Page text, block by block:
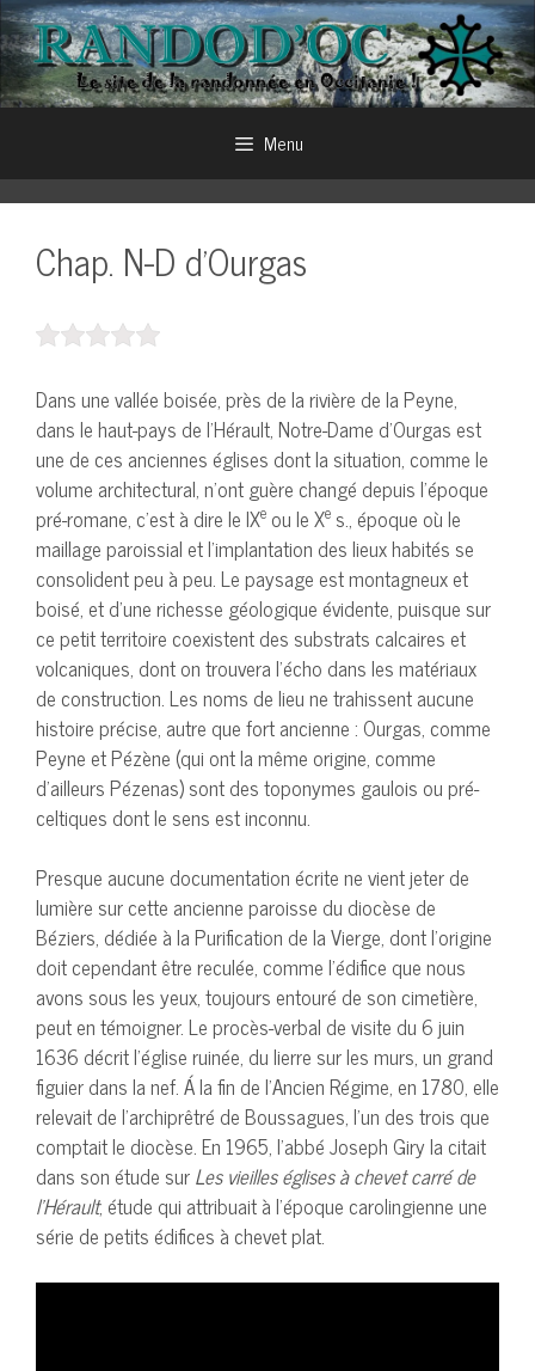
Aller
au
contenu
Menu
Chap. N-D d’Ourgas
Dans une vallée boisée, près de la rivière de la Peyne,
dans le haut-pays de l’Hérault, Notre-Dame d’Ourgas est
une de ces anciennes églises dont la situation, comme le
volume architectural, n’ont guère changé depuis l’époque
pré-romane, c’est à dire le IXe ou le Xe s., époque où le
maillage paroissial et l’implantation des lieux habités se
consolident peu à peu. Le paysage est montagneux et
boisé, et d’une richesse géologique évidente, puisque sur
ce petit territoire coexistent des substrats calcaires et
volcaniques, dont on trouvera l’écho dans les matériaux
de construction. Les noms de lieu ne trahissent aucune
histoire précise, autre que fort ancienne : Ourgas, comme
Peyne et Pézène (qui ont la même origine, comme
d’ailleurs Pézenas) sont des toponymes gaulois ou pré-
celtiques dont le sens est inconnu.
Presque aucune documentation écrite ne vient jeter de
lumière sur cette ancienne paroisse du diocèse de
Béziers, dédiée à la Purification de la Vierge, dont l’origine
doit cependant être reculée, comme l’édifice que nous
avons sous les yeux, toujours entouré de son cimetière,
peut en témoigner. Le procès-verbal de visite du 6 juin
1636 décrit l’église ruinée, du lierre sur les murs, un grand
figuier dans la nef. Á la fin de l’Ancien Régime, en 1780, elle
relevait de l’archiprêtré de Boussagues, l’un des trois que
comptait le diocèse. En 1965, l’abbé Joseph Giry la citait
dans son étude surLes vieilles églises à chevet carré de
l’Hérault, étude qui attribuait à l’époque carolingienne une
série de petits édifices à chevet plat.